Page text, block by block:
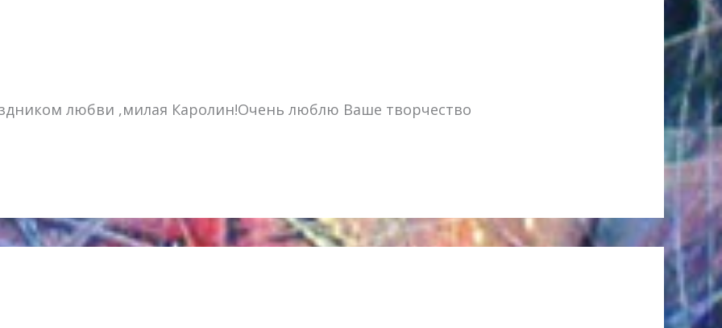
любви ,милая Каролин!Очень люблю Ваше творчество